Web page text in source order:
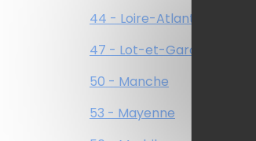
44 - Loire-Atlantique
47 - Lot-et-Garonne
50 - Manche
53 - Mayenne